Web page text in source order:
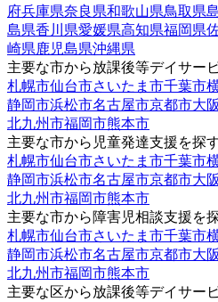
府兵庫県奈良県和歌山県鳥取県
島県香川県愛媛県高知県福岡県
崎県鹿児島県沖縄県
主要な市から放課後等デイサー
札幌市仙台市さいたま市千葉市
静岡市浜松市名古屋市京都市大
北九州市福岡市熊本市
主要な市から児童発達支援を探
札幌市仙台市さいたま市千葉市
静岡市浜松市名古屋市京都市大
北九州市福岡市熊本市
主要な市から障害児相談支援を
札幌市仙台市さいたま市千葉市
静岡市浜松市名古屋市京都市大
北九州市福岡市熊本市
主要な区から放課後等デイサー